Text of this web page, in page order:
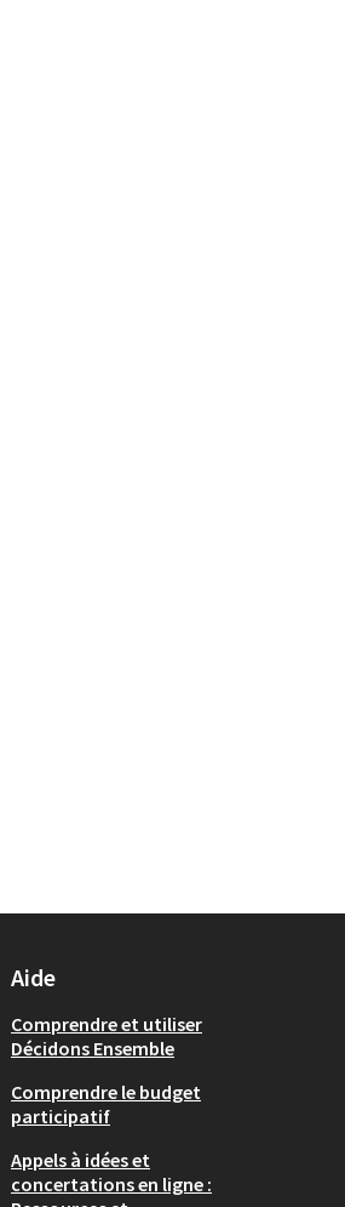
Aide
Comprendre et utiliser
Décidons Ensemble
Comprendre le budget
participatif
Appels à idées et
concertations en ligne :